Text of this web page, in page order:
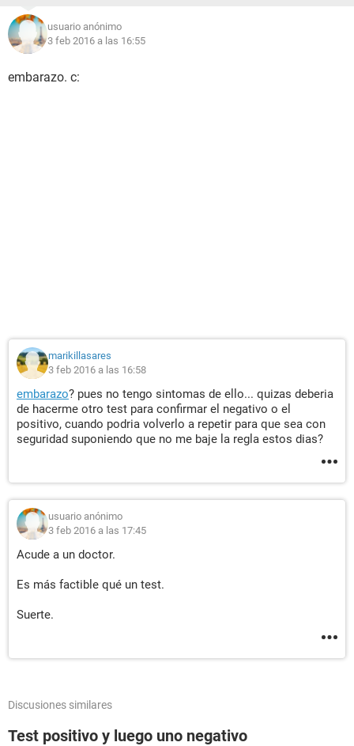
usuario anónimo
3 feb 2016 a las 16:55
embarazo. c:
marikillasares
3 feb 2016 a las 16:58
embarazo? pues no tengo sintomas de ello... quizas deberia
de hacerme otro test para confirmar el negativo o el
positivo, cuando podria volverlo a repetir para que sea con
seguridad suponiendo que no me baje la regla estos dias?
usuario anónimo
3 feb 2016 a las 17:45
Acude a un doctor.
Es más factible qué un test.
Suerte.
Discusiones similares
Test positivo y luego uno negativo